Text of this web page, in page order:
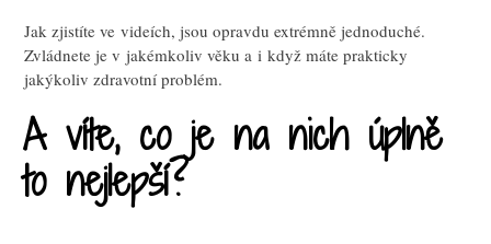
Jak zjistíte ve videích, jsou opravdu extrémně jednoduché.
Zvládnete je v jakémkoliv věku a i když máte prakticky
jakýkoliv zdravotní problém.
A víte, co je na nich úplně
to nejlepší?